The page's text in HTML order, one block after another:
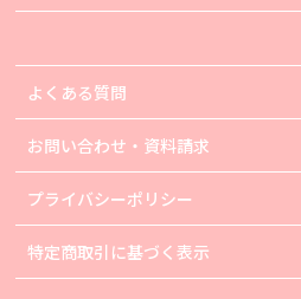
よくある質問
お問い合わせ・資料請求
プライバシーポリシー
特定商取引に基づく表示